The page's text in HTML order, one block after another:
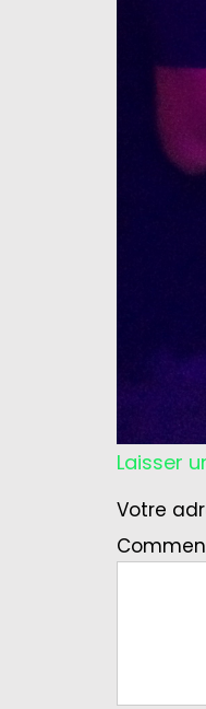
Laisser
Votre